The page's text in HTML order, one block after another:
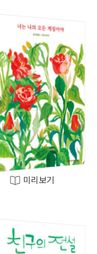
미리보기